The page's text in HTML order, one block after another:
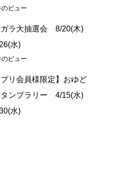
のビュー
ガラ大抽選会 8/20(木)
水)
のビュー
プリ会員様限定】おゆど
タンプラリー 4/15(水)
水)